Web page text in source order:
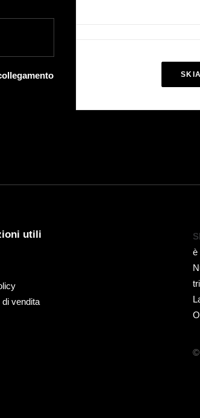
utili
vendita
è
©